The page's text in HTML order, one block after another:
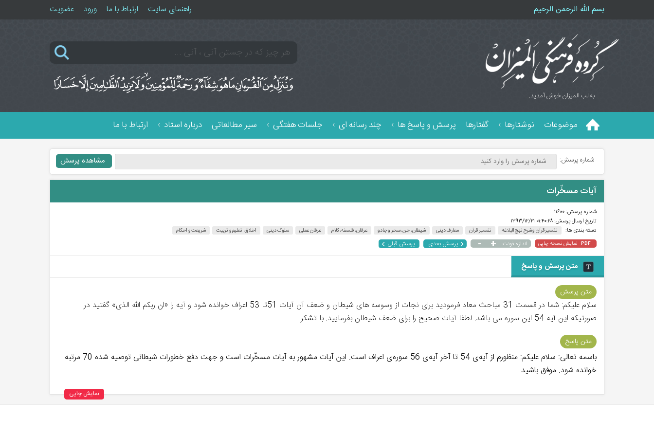
بسم الله الرحمن الرحیم راهنمای سایت ارتباط با ما ورود عضویت
به لب المیزان خوش آمدید.
موضوعات نوشتارها گفتارها پرسش و پاسخ ها چند رسانه ای جلسات هفتگی سیر مطالعاتی درباره استاد ارتباط با ما
شماره پرسش:
آیات مسخّرات
شماره پرسش:۱۱۶۰۰
تاریخ ارسال پرسش:۰۱:۴۰:۲۸ ۱۳۹۳/۱۲/۲۱
دسته بندی ها:
تفسیر قرآن و شرح نهج البلاغه تفسیر قرآن معارف دینی شیطان، جن، سحر و جادو عرفان، فلسفه، کلام عرفان عملی سلوک دینی اخلاق، تعلیم و تربیت شریعت و احکام
PDF نمایش نسخه چاپی اندازه فونت: +
- پرسش بعدی پرسش قبلی
متن پرسش و پاسخ
متن پرسش
سلام علیکم: شما در قسمت 31 مباحث معاد فرمودید برای نجات از وسوسه های شیطان و ضعف آن آیات 51تا 53 اعراف خوانده شود و آیه را «ان ربکم الله الذی» گفتید در
صورتیکه این آیه 54 این سوره می باشد. لطفا آیات صحیح را برای ضعف شیطان بفرمایید. با تشکر
متن پاسخ
باسمه تعالی: سلام علیکم: منظورم از آیه‌ی 54 تا آخر آیه‌ی 56 سوره‌ی اعراف است. این آیات مشهور به آیات مسخّرات است و جهت دفع خطورات شیطانی توصیه شده 70 مرتبه
خوانده شود. موفق باشید
نمایش چاپی